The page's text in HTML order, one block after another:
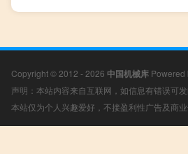
Copyright © 2012 - 2026 中国机械库 Powered
声明：本站内容来自互联网，如信息有错误可
本站仅为个人兴趣爱好，不接盈利性广告及商